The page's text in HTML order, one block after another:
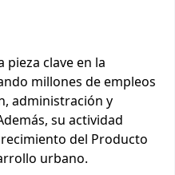
pieza clave en la
millones de empleos
administración y
su actividad
del Producto
urbano.